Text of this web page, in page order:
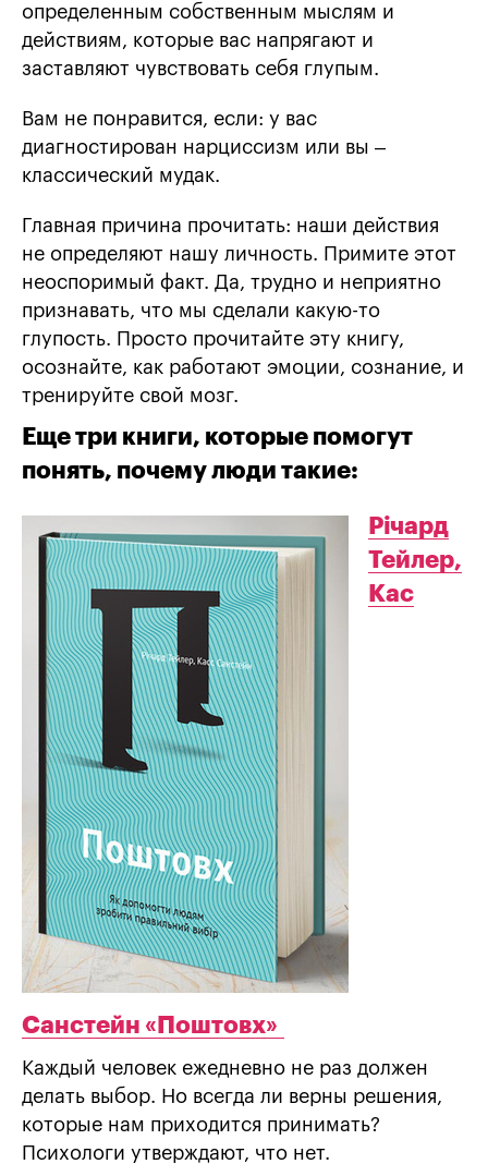
определенным собственным мыслям и
действиям, которые вас напрягают и
заставляют чувствовать себя глупым.
Вам не понравится, если: у вас
диагностирован нарциссизм или вы –
классический мудак.
Главная причина прочитать: наши действия
не определяют нашу личность. Примите этот
неоспоримый факт. Да, трудно и неприятно
признавать, что мы сделали какую-то
глупость. Просто прочитайте эту книгу,
осознайте, как работают эмоции, сознание, и
тренируйте свой мозг.
Еще три книги, которые помогут
понять, почему люди такие:
Річард
Тейлер,
Кас
Санстейн «Поштовх»
Каждый человек ежедневно не раз должен
делать выбор. Но всегда ли верны решения,
которые нам приходится принимать?
Психологи утверждают, что нет.